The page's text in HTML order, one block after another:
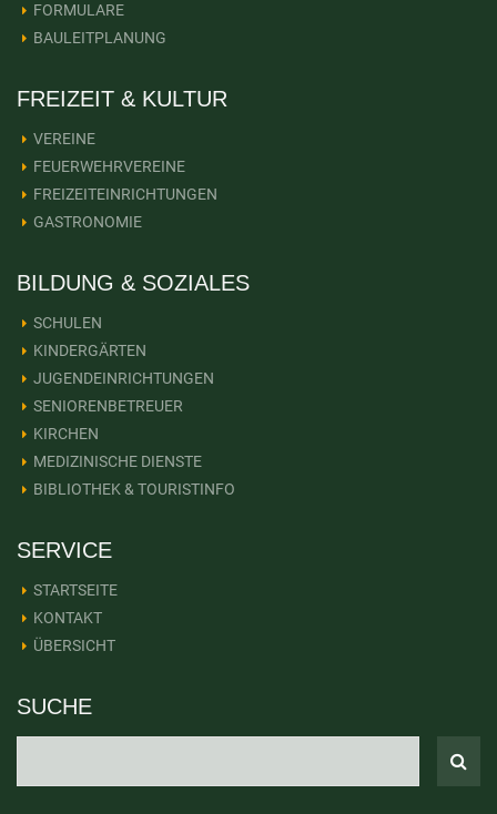
FORMULARE
BAULEITPLANUNG
FREIZEIT & KULTUR
VEREINE
FEUERWEHRVEREINE
FREIZEITEINRICHTUNGEN
GASTRONOMIE
BILDUNG & SOZIALES
SCHULEN
KINDERGÄRTEN
JUGENDEINRICHTUNGEN
SENIORENBETREUER
KIRCHEN
MEDIZINISCHE DIENSTE
BIBLIOTHEK & TOURISTINFO
SERVICE
STARTSEITE
KONTAKT
ÜBERSICHT
SUCHE